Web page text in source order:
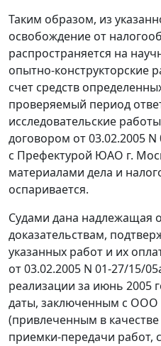
Таким образом, из
освобождение от
распространяется на
опытно-конструкторские
счет средств
проверяемый период
исследовательские
договором от 03.02.2005
с Префектурой ЮАО г.
материалами дела и
оспаривается.
Судами дана надлежащая
доказательствам,
указанных работ и их
от 03.02.2005 N 01-27/15/
реализации за июнь 2005
даты, заключенным с
(привлеченным в
приемки-передачи работ,